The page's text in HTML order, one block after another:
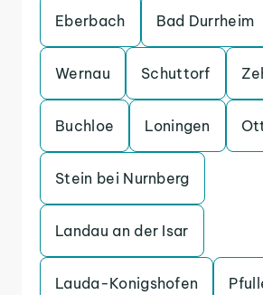
Eberbach Bad Durrheim
Wernau Schuttorf
Buchloe Loningen
Stein bei Nurnberg
Landau an der Isar
Lauda-Konigshofen